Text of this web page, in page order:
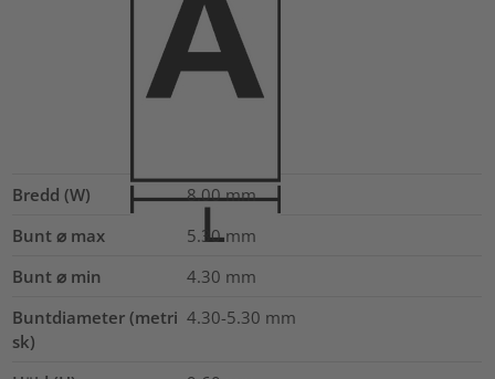
Bredd (W) 8.00 mm
Bunt ⌀ max
5.30 mm
Bunt ⌀ min
4.30 mm
Buntdiameter (metri
sk)
4.30-5.30 mm